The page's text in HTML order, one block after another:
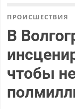
ПРОИСШЕСТВИЯ
В
чтобы